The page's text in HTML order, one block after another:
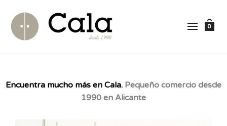
0
Encuentra mucho más en Cala. Pequeño comercio desde
1990 en Alicante